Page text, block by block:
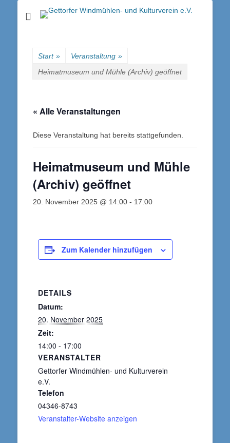
Gettorfer
Start » Veranstaltung »
Heimatmuseum und Mühle (Archiv) geöffnet
« Alle Veranstaltungen
Diese Veranstaltung hat bereits stattgefunden.
Heimatmuseum und Mühle
(Archiv) geöffnet
20. November 2025 @ 14:00 - 17:00
Zum Kalender hinzufügen
DETAILS
Datum:
20. November 2025
Zeit:
14:00 - 17:00
VERANSTALTER
Gettorfer Windmühlen- und Kulturverein
e.V.
Telefon
04346-8743
Veranstalter-Website anzeigen